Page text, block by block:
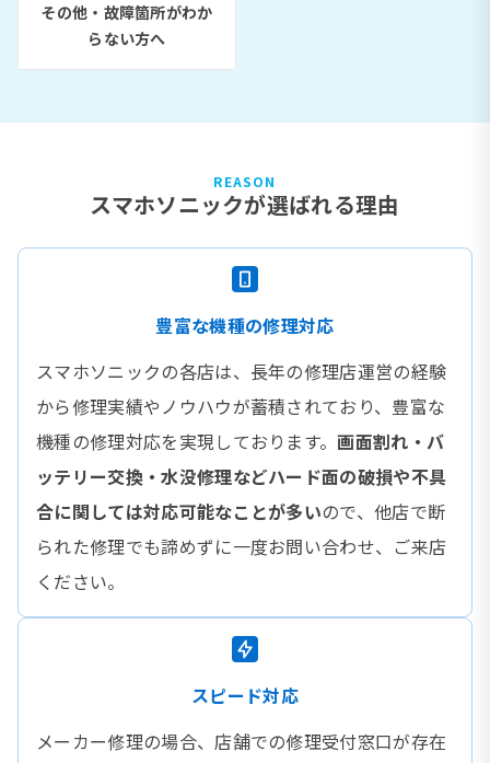
その他・故障箇所がわか
らない方へ
REASON
スマホソニックが選ばれる理由
豊富な機種の修理対応
スマホソニックの各店は、長年の修理店運営の経験
から修理実績やノウハウが蓄積されており、豊富な
機種の修理対応を実現しております。画面割れ・バ
ッテリー交換・水没修理などハード面の破損や不具
合に関しては対応可能なことが多いので、他店で断
られた修理でも諦めずに一度お問い合わせ、ご来店
ください。
スピード対応
メーカー修理の場合、店舗での修理受付窓口が存在